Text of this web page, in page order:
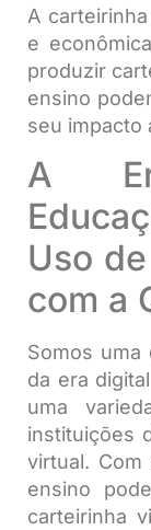
A
e
produzir
ensino
seu impacto
A
Uso
com a
Somos uma
da era
uma
instituições
virtual.
ensino
carteirinha